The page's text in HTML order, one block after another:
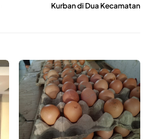
Kurban di Dua Kecamatan